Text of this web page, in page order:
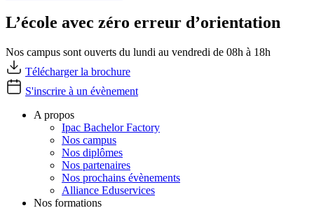
L’école avec zéro erreur d’orientation
Nos campus sont ouverts du lundi au vendredi de 08h à 18h
Télécharger la brochure
S'inscrire à un évènement
A propos
Ipac Bachelor Factory
Nos campus
Nos diplômes
Nos partenaires
Nos prochains évènements
Alliance Eduservices
Nos formations